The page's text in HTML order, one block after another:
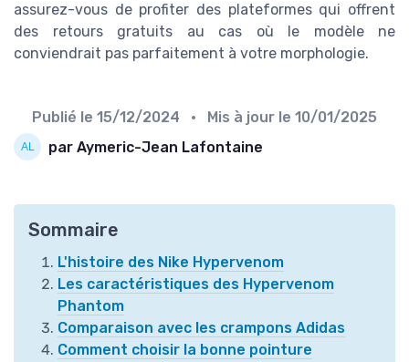
assurez-vous de profiter des plateformes qui offrent
des retours gratuits au cas où le modèle ne
conviendrait pas parfaitement à votre morphologie.
Publié le 15/12/2024 • Mis à jour le 10/01/2025
par Aymeric-Jean Lafontaine
Sommaire
L'histoire des Nike Hypervenom
Les caractéristiques des Hypervenom
Phantom
Comparaison avec les crampons Adidas
Comment choisir la bonne pointure